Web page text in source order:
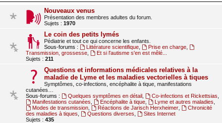
Nouveaux venus
Présentation des membres adultes du forum.
Sujets : 1970
Le coin des petits lymés
Pédiatrie et tout ce qui concerne les enfants.
Sous-forums :
Littérature scientifique, Prise en charge,
Transmission, grossesse
Et si l'autisme s'en est mêlé...
Sujets : 211
Questions et informations médicales relatives à la
maladie de Lyme et les maladies vectorielles à tiques
Symptômes, co-infections, encéphalite à tique, manifestations
cutanées…
Sous-forums :
Quelques symptômes en détail, Co-infections et Rickettsias
Manifestations cutanées
Encéphalite à tique, Lyme et autres maladies
Modes de transmission, Réactions de Jarisch Herxheimer,
Chronicité
des maladies à tiques
Questions diverses
Sites Internet
Sujets : 435